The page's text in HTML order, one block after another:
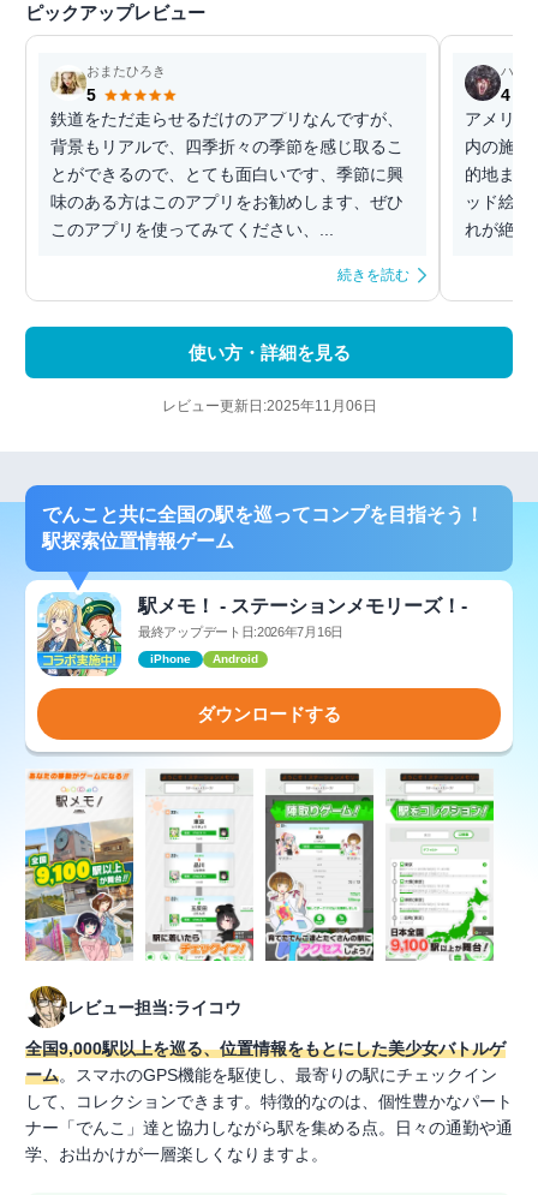
ピックアップレビュー
おまたひろき
5
鉄道をただ走らせるだけのアプリなんですが、
背景もリアルで、四季折々の季節を感じ取るこ
とができるので、とても面白いです、季節に興
味のある方はこのアプリをお勧めします、ぜひ
このアプリを使ってみてください、...
続きを読む
ハル
4
アメリカ
内の施設
的地まで
ッド絵
れが絶妙
使い方・詳細を見る
レビュー更新日:2025年11月06日
でんこと共に全国の駅を巡ってコンプを目指そう！
駅探索位置情報ゲーム
駅メモ！ - ステーションメモリーズ！-
最終アップデート日:2026年7月16日
iPhone Android
ダウンロードする
レビュー担当:ライコウ
全国9,000駅以上を巡る、位置情報をもとにした美少女バトルゲ
ーム。スマホのGPS機能を駆使し、最寄りの駅にチェックイン
して、コレクションできます。特徴的なのは、個性豊かなパート
ナー「でんこ」達と協力しながら駅を集める点。日々の通勤や通
学、お出かけが一層楽しくなりますよ。